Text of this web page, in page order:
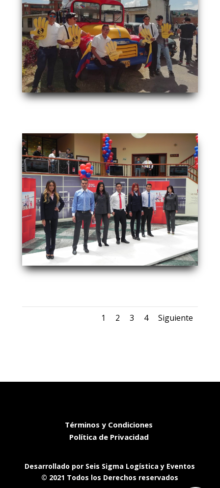
IMG-20190105-WA0114
DSCN0179
1 2 3 4 Siguiente
Términos y Condiciones
Política de Privacidad
Desarrollado por Seis Sigma Logística y Eventos
© 2021 Todos los Derechos reservados